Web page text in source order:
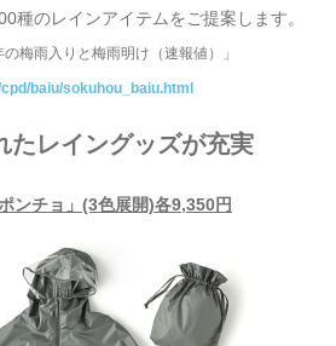
種のレインアイテムをご提案します。
梅雨入りと梅雨明け（速報値）」
baiu/sokuhou_baiu.html
たレイングッズが充実
ンチョ」(3色展開)各9,350円